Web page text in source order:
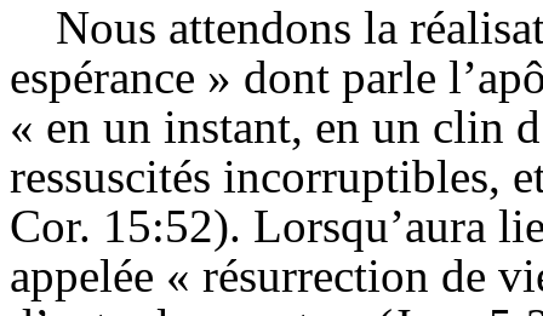
Nous attendons la
espérance » dont parle
« en un instant, en un clin
ressuscités incorruptibles,
Cor. 15:52). Lorsqu’aura
appelée « résurrection de